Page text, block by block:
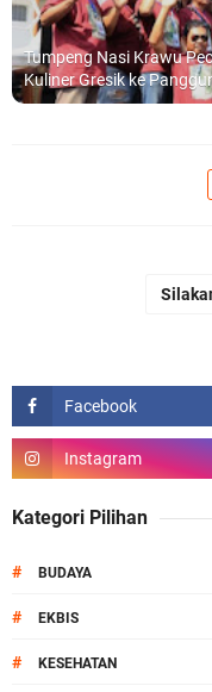
Tumpeng Nasi Krawu
Kuliner Gresik ke
Kategori Pilihan
# BUDAYA
# EKBIS
# KESEHATAN